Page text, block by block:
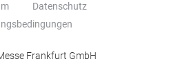
Datenschutz
Frankfurt GmbH